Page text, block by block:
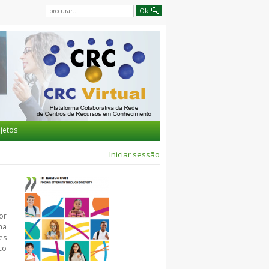
Iniciar sessão